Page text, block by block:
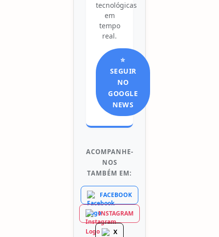
tecnológicas
em
tempo
real.
⭐
SEGUIR
NO
GOOGLE
NEWS
ACOMPANHE-
NOS
TAMBÉM EM:
FACEBOOK
INSTAGRAM
X